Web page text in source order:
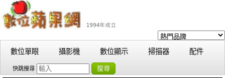
數位單眼 攝影機 數位顯示 掃描器 配件
快跳搜尋 搜尋